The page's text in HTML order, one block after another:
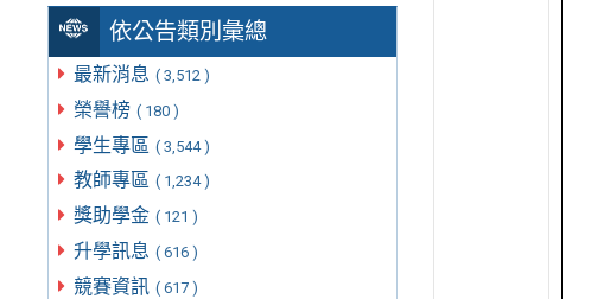
依公告類別彙總
最新消息 ( 3,512 )
榮譽榜 ( 180 )
學生專區 ( 3,544 )
教師專區 ( 1,234 )
獎助學金 ( 121 )
升學訊息 ( 616 )
競賽資訊 ( 617 )